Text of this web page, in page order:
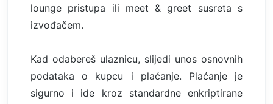
lounge pristupa ili meet & greet susreta s
izvođačem.
Kad odabereš ulaznicu, slijedi unos osnovnih
podataka o kupcu i plaćanje. Plaćanje je
sigurno i ide kroz standardne enkriptirane